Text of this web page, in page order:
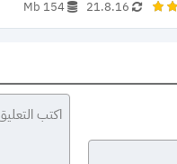
21.8.16
154 Mb